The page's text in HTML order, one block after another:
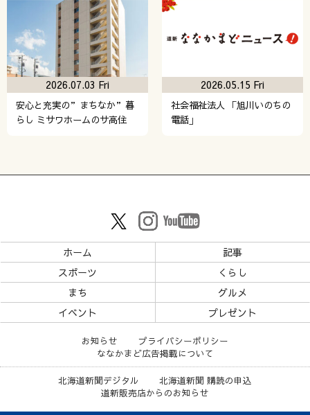
安心と充実の”まちなか”暮
らし ミサワホームのサ高住
2026.07.03 Fri
社会福祉法人 「旭川いのちの
電話」
2026.05.15 Fri
ホーム
記事
スポーツ
くらし
まち
グルメ
イベント
プレゼント
お知らせ
プライバシーポリシー
ななかまど広告掲載について
北海道新聞デジタル
北海道新聞 購読の申込
道新販売店からのお知らせ